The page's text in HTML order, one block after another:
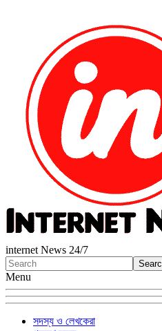
internet News 24/7
Menu
সদস্য ও লেখকেরা